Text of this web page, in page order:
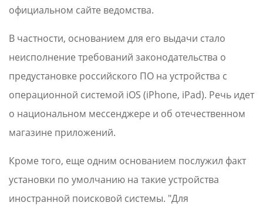
официальном сайте ведомства.
В частности, основанием для его выдачи стало
неисполнение требований законодательства о
предустановке российского ПО на устройства с
операционной системой iOS (iPhone, iPad). Речь идет
о национальном мессенджере и об отечественном
магазине приложений.
Кроме того, еще одним основанием послужил факт
установки по умолчанию на такие устройства
иностранной поисковой системы. "Для